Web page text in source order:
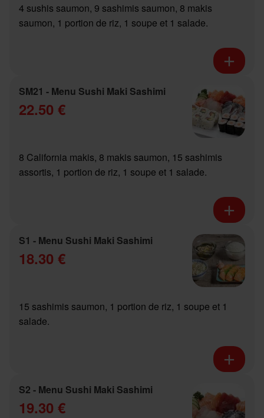
4 sushis saumon, 9 sashimis saumon, 8 makis
saumon, 1 portion de riz, 1 soupe et 1 salade.
SM21 - Menu Sushi Maki Sashimi
22.50 €
8 California makis, 8 makis saumon, 15 sashimis
assortis, 1 portion de riz, 1 soupe et 1 salade.
S1 - Menu Sushi Maki Sashimi
18.30 €
15 sashimis saumon, 1 portion de riz, 1 soupe et 1
salade.
S2 - Menu Sushi Maki Sashimi
19.30 €